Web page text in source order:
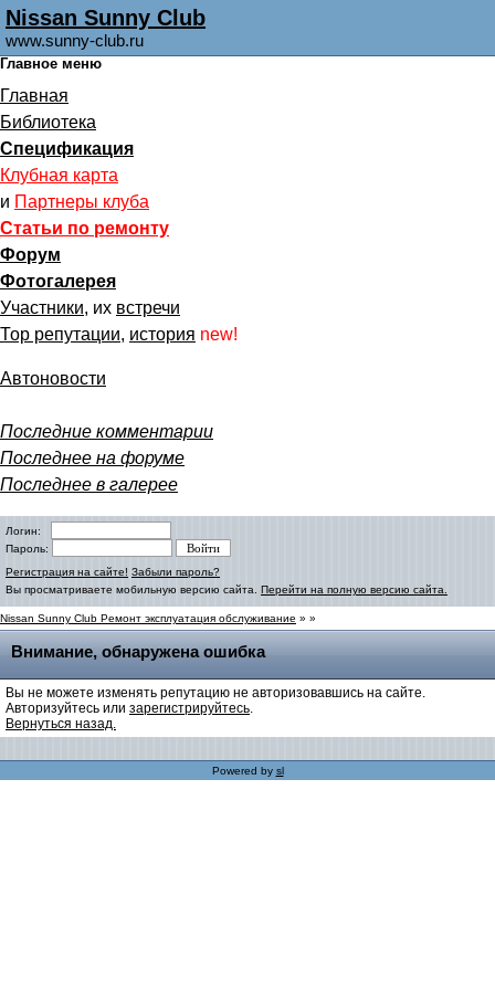
Nissan Sunny Club
www.sunny-club.ru
Главное меню
Главная
Библиотека
Спецификация
Клубная карта
и Партнеры клуба
Статьи по ремонту
Форум
Фотогалерея
Участники, их встречи
Тор репутации, история new!
Автоновости
Последние комментарии
Последнее на форуме
Последнее в галерее
Логин:
Пароль:
Регистрация на сайте! Забыли пароль?
Вы просматриваете мобильную версию сайта. Перейти на полную версию сайта.
Nissan Sunny Club Ремонт эксплуатация обслуживание » »
Внимание, обнаружена ошибка
Вы не можете изменять репутацию не авторизовавшись на сайте.
Авторизуйтесь или зарегистрируйтесь.
Вернуться назад.
Powered by sl